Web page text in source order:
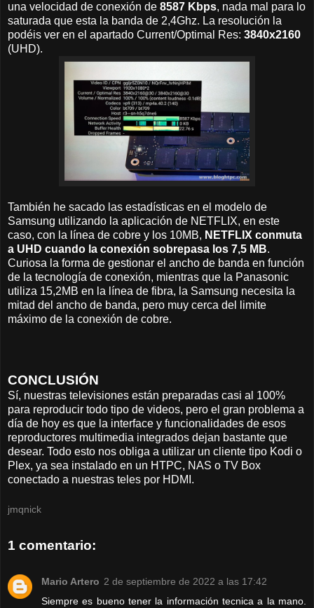
una velocidad de conexión de 8587 Kbps, nada mal para lo
saturada que esta la banda de 2,4Ghz. La resolución la
podéis ver en el apartado Current/Optimal Res: 3840x2160
(UHD).
También he sacado las estadísticas en el modelo de
Samsung utilizando la aplicación de NETFLIX, en este
caso, con la línea de cobre y los 10MB, NETFLIX conmuta
a UHD cuando la conexión sobrepasa los 7,5 MB.
Curiosa la forma de gestionar el ancho de banda en función
de la tecnología de conexión, mientras que la Panasonic
utiliza 15,2MB en la línea de fibra, la Samsung necesita la
mitad del ancho de banda, pero muy cerca del limite
máximo de la conexión de cobre.
CONCLUSIÓN
Sí, nuestras televisiones están preparadas casi al 100%
para reproducir todo tipo de videos, pero el gran problema a
día de hoy es que la interface y funcionalidades de esos
reproductores multimedia integrados dejan bastante que
desear. Todo esto nos obliga a utilizar un cliente tipo Kodi o
Plex, ya sea instalado en un HTPC, NAS o TV Box
conectado a nuestras teles por HDMI.
jmqnick
1 comentario:
Mario Artero 2 de septiembre de 2022 a las 17:42
Siempre es bueno tener la información tecnica a la mano.